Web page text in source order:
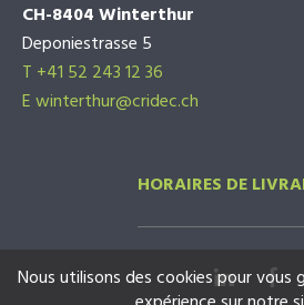
CH-8404 Winterthur
Deponiestrasse 5
T +41 52 243 12 36
E winterthur@cridec.ch
HORAIRES DE
Nous utilisons des cookies pour vous